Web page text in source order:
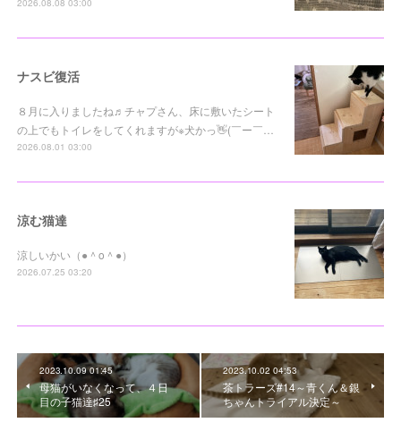
2026.08.08 03:00
ナスビ復活
８月に入りましたね♬チャプさん、床に敷いたシート
の上でもトイレをしてくれますが※犬かっ👋(￣ー￣…
2026.08.01 03:00
涼む猫達
涼しいかい（●＾o＾●）
2026.07.25 03:20
2023.10.09 01:45
母猫がいなくなって、４日
目の子猫達♯25
2023.10.02 04:53
茶トラーズ#14～青くん＆銀
ちゃんトライアル決定～